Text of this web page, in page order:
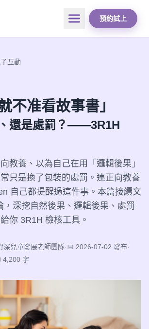
預約試上
互動
不准看故事書」
還是處罰？——3R1H
教養、以為自己在用「邏輯後果」
只是換了包裝的處罰。連正向教養
自己都提醒過這件事。本篇接續文
，深挖自然後果、邏輯後果、處罰
你 3R1H 檢核工具。
深兒童發展老師團隊·📅 2026-07-02 發布·
4,200 字